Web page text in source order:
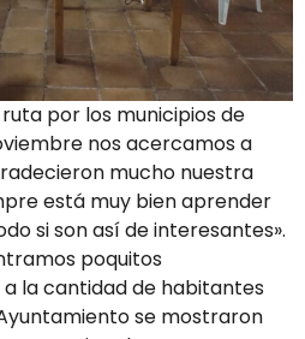
por los municipios de
nos acercamos a
mucho nuestra
está muy bien aprender
si son así de interesantes».
poquitos
la cantidad de habitantes
se mostraron